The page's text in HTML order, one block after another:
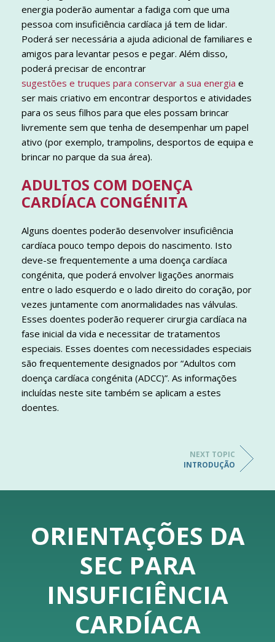
energia poderão aumentar a fadiga com que uma
pessoa com insuficiência cardíaca já tem de lidar.
Poderá ser necessária a ajuda adicional de familiares e
amigos para levantar pesos e pegar. Além disso,
poderá precisar de encontrar
sugestões e truques para conservar a sua energia e
ser mais criativo em encontrar desportos e atividades
para os seus filhos para que eles possam brincar
livremente sem que tenha de desempenhar um papel
ativo (por exemplo, trampolins, desportos de equipa e
brincar no parque da sua área).
ADULTOS COM DOENÇA
CARDÍACA CONGÉNITA
Alguns doentes poderão desenvolver insuficiência
cardíaca pouco tempo depois do nascimento. Isto
deve-se frequentemente a uma doença cardíaca
congénita, que poderá envolver ligações anormais
entre o lado esquerdo e o lado direito do coração, por
vezes juntamente com anormalidades nas válvulas.
Esses doentes poderão requerer cirurgia cardíaca na
fase inicial da vida e necessitar de tratamentos
especiais. Esses doentes com necessidades especiais
são frequentemente designados por “Adultos com
doença cardíaca congénita (ADCC)”. As informações
incluídas neste site também se aplicam a estes
doentes.
NEXT TOPIC
INTRODUÇÃO
ORIENTAÇÕES DA
SEC PARA
INSUFICIÊNCIA
CARDÍACA